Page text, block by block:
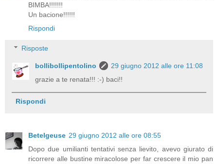
BIMBA!!!!!!!
Un bacione!!!!!!
Rispondi
Risposte
bollibollipentolino
29 giugno 2012 alle ore 11:08
grazie a te renata!!! :-) baci!!
Rispondi
Betelgeuse 29 giugno 2012 alle ore 08:55
Dopo due umilianti tentativi senza lievito, avevo giurato di
ricorrere alle bustine miracolose per far crescere il mio pan